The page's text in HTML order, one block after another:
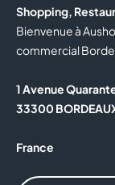
Shopping,
Bienvenue à
commercial
1 Avenue
33300
France